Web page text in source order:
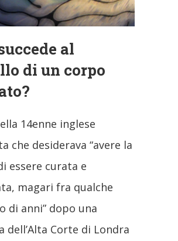
al
di un corpo
14enne inglese
che desiderava “avere la
essere curata e
magari fra qualche
di anni” dopo una
dell’Alta Corte di Londra